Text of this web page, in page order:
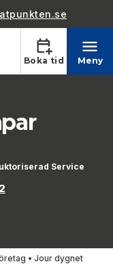
Boka tid Meny
Service
• Jour dygnet